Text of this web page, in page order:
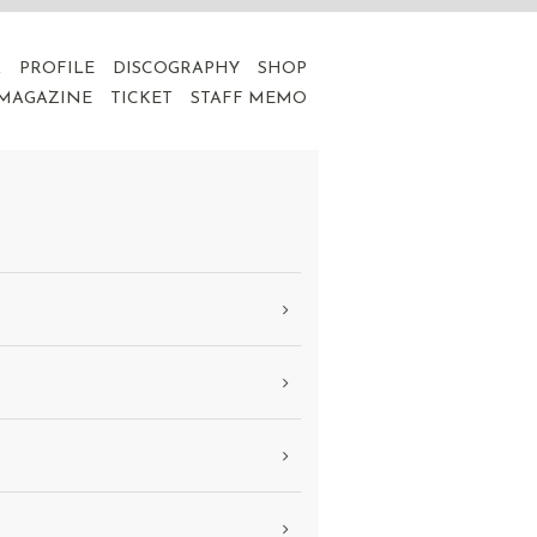
PROFILE DISCOGRAPHY
SHOP
TICKET STAFF MEMO